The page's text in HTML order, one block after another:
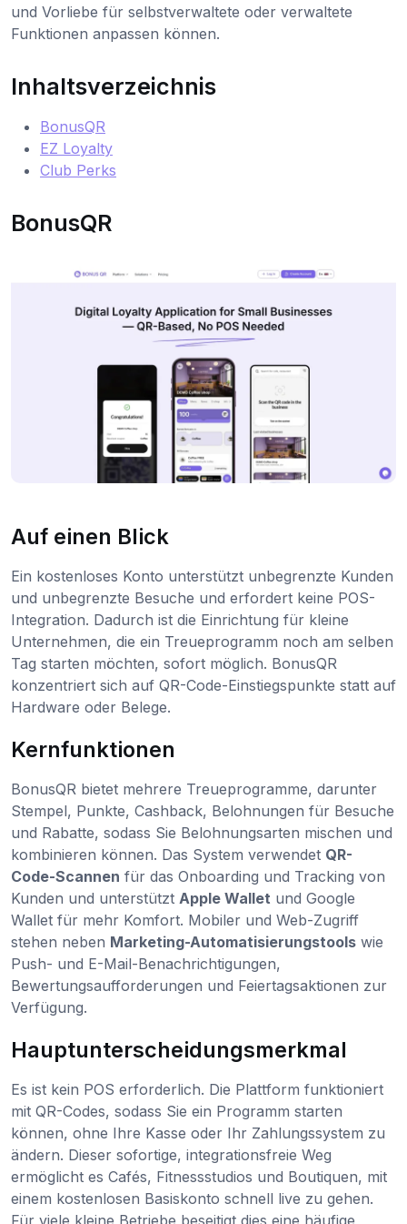
und Vorliebe für selbstverwaltete oder verwaltete
Funktionen anpassen können.
Inhaltsverzeichnis
BonusQR
EZ Loyalty
Club Perks
BonusQR
Auf einen Blick
Ein kostenloses Konto unterstützt unbegrenzte Kunden
und unbegrenzte Besuche und erfordert keine POS-
Integration. Dadurch ist die Einrichtung für kleine
Unternehmen, die ein Treueprogramm noch am selben
Tag starten möchten, sofort möglich. BonusQR
konzentriert sich auf QR-Code-Einstiegspunkte statt auf
Hardware oder Belege.
Kernfunktionen
BonusQR bietet mehrere Treueprogramme, darunter
Stempel, Punkte, Cashback, Belohnungen für Besuche
und Rabatte, sodass Sie Belohnungsarten mischen und
kombinieren können. Das System verwendet QR-
Code-Scannen für das Onboarding und Tracking von
Kunden und unterstützt Apple Wallet und Google
Wallet für mehr Komfort. Mobiler und Web-Zugriff
stehen neben Marketing-Automatisierungstools wie
Push- und E-Mail-Benachrichtigungen,
Bewertungsaufforderungen und Feiertagsaktionen zur
Verfügung.
Hauptunterscheidungsmerkmal
Es ist kein POS erforderlich. Die Plattform funktioniert
mit QR-Codes, sodass Sie ein Programm starten
können, ohne Ihre Kasse oder Ihr Zahlungssystem zu
ändern. Dieser sofortige, integrationsfreie Weg
ermöglicht es Cafés, Fitnessstudios und Boutiquen, mit
einem kostenlosen Basiskonto schnell live zu gehen.